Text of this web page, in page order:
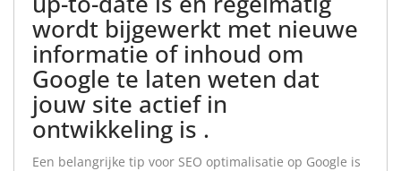
wordt bijgewerkt met nieuwe
informatie of inhoud om
Google te laten weten dat
jouw site actief in
ontwikkeling is .
Een belangrijke tip voor SEO optimalisatie op Google is